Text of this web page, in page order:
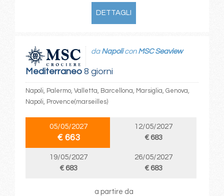
DETTAGLI
Mediterraneo8 giorni
da Napolicon MSC Seaview
Napoli, Palermo, Valletta, Barcellona, Marsiglia, Genova,
Napoli, Provence(marseilles)
05/05/2027
€ 663
12/05/2027
€ 683
19/05/2027
€ 683
26/05/2027
€ 683
a partire da